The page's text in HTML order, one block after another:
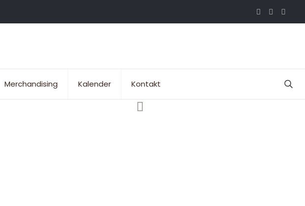
Merchandising Kalender Kontakt